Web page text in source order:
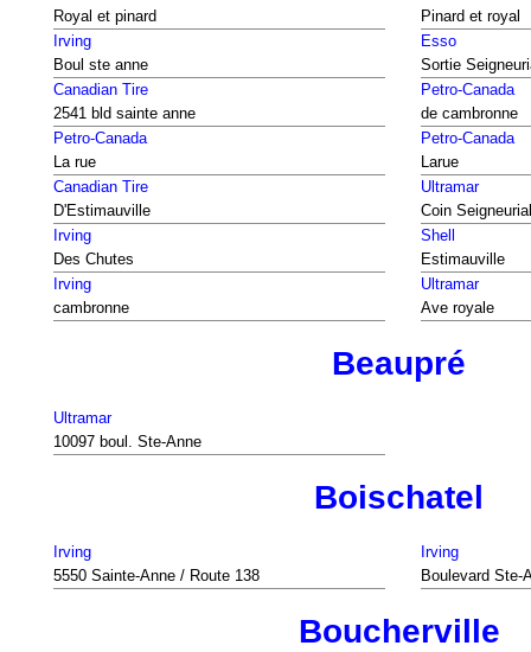
Royal et pinard
Pinard et royal
Irving
Boul ste anne
Esso
Sortie
Canadian Tire
2541 bld sainte anne
Petro-Canada
de cambronne
Petro-Canada
La rue
Petro-Canada
Larue
Canadian Tire
D'Estimauville
Ultramar
Coin
Irving
Des Chutes
Shell
Estimauville
Irving
cambronne
Ultramar
Ave royale
Beaupré
Ultramar
10097 boul. Ste-Anne
Boischatel
Irving
5550 Sainte-Anne / Route 138
Irving
Boulevard Ste-
Boucherville